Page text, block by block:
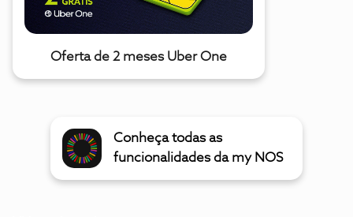
Oferta de 2 meses Uber One
Conheça todas as
funcionalidades da my NOS